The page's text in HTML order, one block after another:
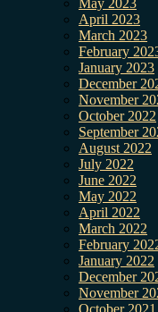
May 2023
April 2023
March 2023
February
January 2023
December
November
October 2022
September
August 2022
July 2022
June 2022
May 2022
April 2022
March 2022
February
January 2022
December
November